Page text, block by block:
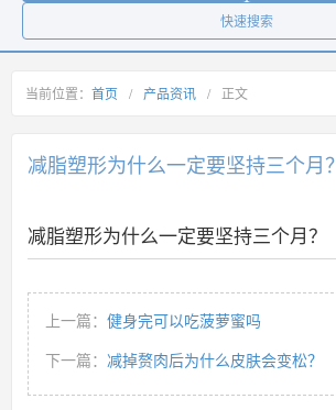
快速搜索
当前位置： 首页 / 产品资讯 / 正文
减脂塑形为什么一定要坚持三个月？
减脂塑形为什么一定要坚持三个月？
上一篇： 健身完可以吃菠萝蜜吗
下一篇： 减掉赘肉后为什么皮肤会变松？